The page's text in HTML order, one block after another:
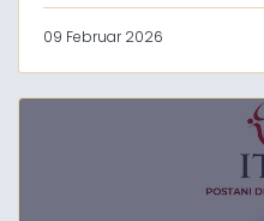
09 Februar 2026